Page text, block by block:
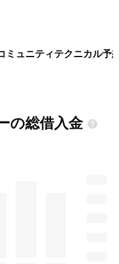
ミュニティテクニカル予
の総借入金